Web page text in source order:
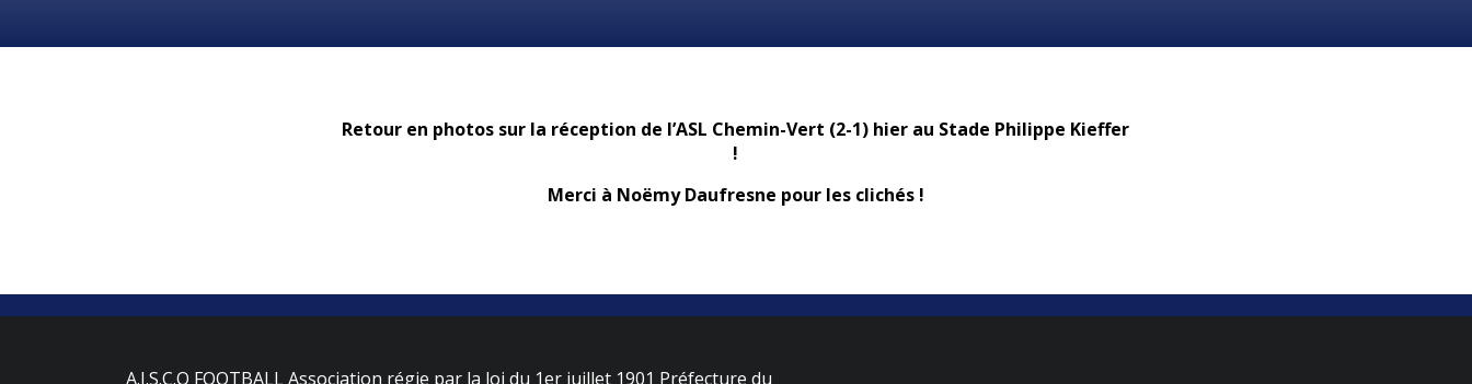
Retour en photos sur la réception de l’ASL Chemin-Vert (2-1) hier au Stade Philippe Kieffer
!
Merci à Noëmy Daufresne pour les clichés !
A.J.S.C.O FOOTBALL Association régie par la loi du 1er juillet 1901 Préfecture du